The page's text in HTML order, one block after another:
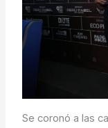
Se coronó a las